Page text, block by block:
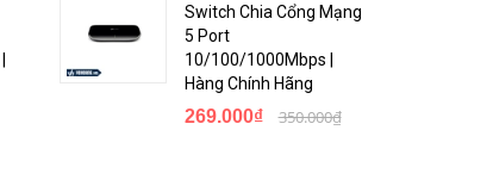
Switch Chia Cổng Mạng
5 Port
10/100/1000Mbps |
Hàng Chính Hãng
269.000₫ 350.000₫